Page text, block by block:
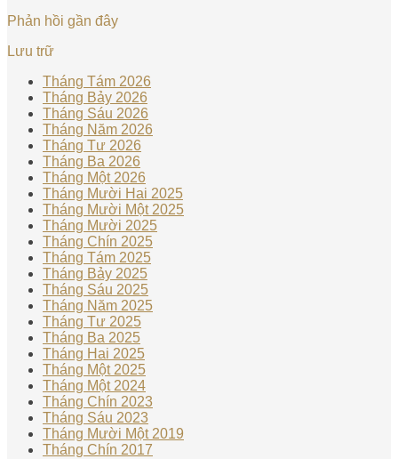
Phản hồi gần đây
Lưu trữ
Tháng Tám 2026
Tháng Bảy 2026
Tháng Sáu 2026
Tháng Năm 2026
Tháng Tư 2026
Tháng Ba 2026
Tháng Một 2026
Tháng Mười Hai 2025
Tháng Mười Một 2025
Tháng Mười 2025
Tháng Chín 2025
Tháng Tám 2025
Tháng Bảy 2025
Tháng Sáu 2025
Tháng Năm 2025
Tháng Tư 2025
Tháng Ba 2025
Tháng Hai 2025
Tháng Một 2025
Tháng Một 2024
Tháng Chín 2023
Tháng Sáu 2023
Tháng Mười Một 2019
Tháng Chín 2017